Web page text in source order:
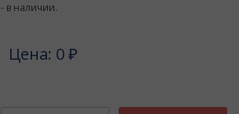
- в наличии.
Цена: 0 ₽